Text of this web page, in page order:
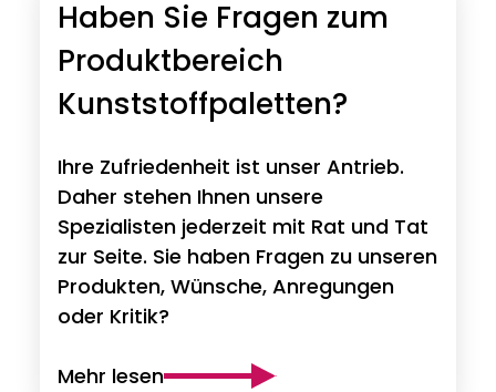
Haben Sie Fragen zum
Produktbereich
Kunststoffpaletten?
Ihre Zufriedenheit ist unser Antrieb.
Daher stehen Ihnen unsere
Spezialisten jederzeit mit Rat und Tat
zur Seite. Sie haben Fragen zu unseren
Produkten, Wünsche, Anregungen
oder Kritik?
Mehr lesen